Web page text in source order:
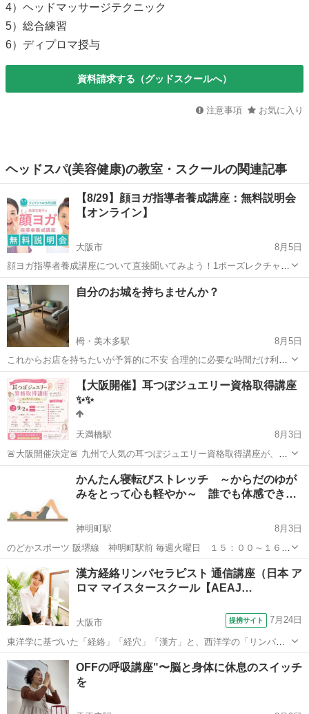
4）ヘッドマッサージテクニック
5）総合練習
6）ディプロマ授与
資料請求する（グッドスクールへ）
注意事項 お気に入り
ヘッドスパ(美容健康)の教室・スクールの関連記事
【8/29】顔ヨガ指導者養成講座：無料説明会
【オンライン】
大阪市
8月5日
顔ヨガ指導者養成講座について直接聞いてみよう！1ポーズレクチャー
付き！ スピーカー：顔ヨガ講師、顔ヨガインストラクター／ヨガジェ
ネレーション スタッフ 顔ヨガ指導者養成講座は、4日間。今まで問い
合わせの多かった質問を...
大阪 大阪市 リフトアップ フェイシャル
自分のお城を持ちませんか？
栂・美木多駅
8月5日
これからお店を持ちたいが予算的に不安 合理的に必要な時間だけ利用
したい 静かできれいな空間を使いたい etc そんなあなたを応援しま
す✌️
大阪 堺市 栂・美木多駅
【大阪開催】耳つぼジュエリー資格取得講座
✨✨
天満橋駅
8月3日
🚨大阪開催決定🚨 九州で人気の耳つぼジュエリー資格取得講座が、つ
いに大阪へ！✨ 「大阪でも開催してほしい！」 そんなたくさんのご要
望をいただき、 9月2日（水）大阪開催が決定しました💎 3時間で、知
識も技術も実践までし...
天満橋駅 足つぼ
かんたん寝転びストレッチ ～からだのゆが
みをとって心も軽やか～ 誰でも体感でき…
神明町駅
8月3日
のどかスポーツ 阪堺線 神明町駅前 毎週火曜日 １５：００～１６：
００ お試しレッスン初回のみ １５００円 グループレッスン（10名以
上）お一人様１５００円 ペアレッスン 1組 ５０００円 ...
神明町駅 その他 レッスン
漢方経絡リンパセラピスト 通信講座（日本 ア
ロマ マイスタースクール【AEAJ…
大阪市 提携サイト 7月24日
東洋学に基づいた「経絡」「経穴」「漢方」と、西洋学の「リンパ」
「アロマ」が融合されたオイルトリートメントを学び、身近な人のケ
アや癒し業界で活かせるスキルが身につきます。 漢方経絡リンパトリ
ートメントとは… 経絡とは、体内を...
大阪 大阪市 マッサージ
OFFの呼吸講座"〜脳と身体に休息のスイッチ
を